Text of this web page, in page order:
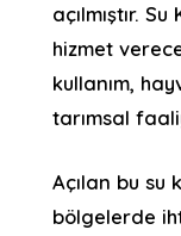
açılmıştır.
hizmet
kullanım,
tarımsal
Açılan bu su
bölgelerde